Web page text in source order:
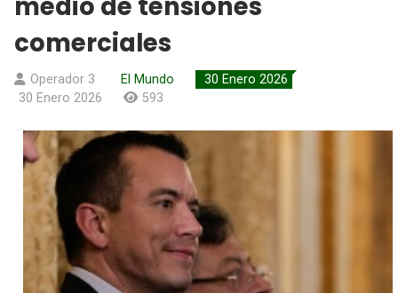
comerciales
Operador 3 El Mundo
30 Enero 2026
30 Enero 2026
593